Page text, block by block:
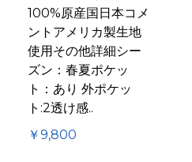
100%原産国日本コメ
ントアメリカ製生地
使用その他詳細シー
ズン：春夏ポケッ
ト：あり 外ポケッ
ト:2透け感..
￥9,800